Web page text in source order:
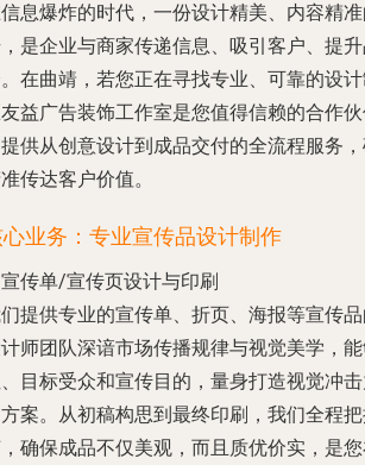
息爆炸的时代，一份设计精美、内容精
是企业与商家传递信息、吸引客户、提
在曲靖，若您正在寻找专业、可靠的设
益广告装饰工作室是您值得信赖的合作
供从创意设计到成品交付的全流程服务
传达客户价值。
业务：专业宣传品设计制作
传单/宣传页设计与印刷
提供专业的宣传单、折页、海报等宣传
师团队深谙市场传播规律与视觉美学，
目标受众和宣传目的，量身打造视觉冲
案。从初稿构思到最终印刷，我们全程
确保成品不仅美观，而且质优价实，是